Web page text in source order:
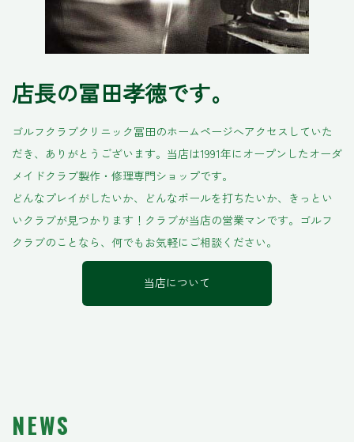
店長の冨田孝徳です。
ゴルフクラブクリニック冨田のホームページへアクセスしていた
だき、ありがとうございます。当店は1991年にオープンしたオーダ
メイドクラブ製作・修理専門ショップです。
どんなプレイがしたいか、どんなボールを打ちたいか、きっとい
いクラブが見つかります！クラブが当店の営業マンです。ゴルフ
クラブのことなら、何でもお気軽にご相談ください。
当店について
NEWS